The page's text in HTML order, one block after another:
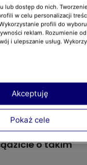
czyli terazzo
- w
w
łask, ale pod
Dominiki,
na miarę",
wzór
czyli o
z myślą o
3D w
o takim
lub dostęp do nich.
w celu personalizacji
profili do
reklam. Rozumienie
i ulepszanie usług.
Pokaż cele
Akceptuję